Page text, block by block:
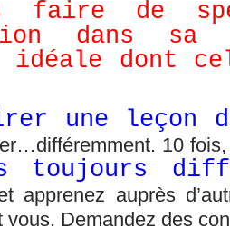
faire de
dans
idéale dont
une leçon
10
toujours
apprenez auprès
vous. Demandez des